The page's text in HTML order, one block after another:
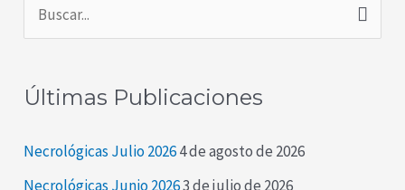
c
a
Últimas Publicaciones
Necrológicas Julio 20264 de agosto de 2026
Necrológicas Junio 20263 de julio de 2026